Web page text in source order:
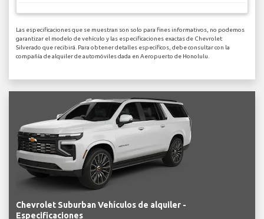
Las especificaciones que se muestran son solo para fines informativos, no podemos
garantizar el modelo de vehículo y las especificaciones exactas de Chevrolet
Silverado que recibirá. Para obtener detalles específicos, debe consultar con la
compañía de alquiler de automóviles dada en Aeropuerto de Honolulu.
Chevrolet Suburban Vehículos de alquiler -
Especificaciones